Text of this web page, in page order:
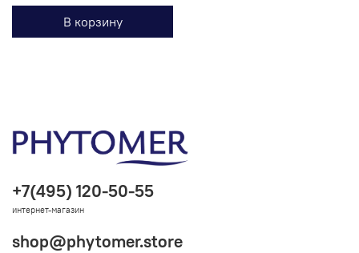
В корзину
+7(495) 120-50-55
интернет-магазин
shop@phytomer.store